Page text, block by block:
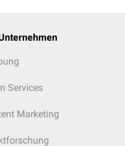
Services
Marketing